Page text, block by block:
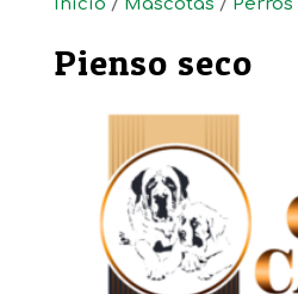
Pienso seco